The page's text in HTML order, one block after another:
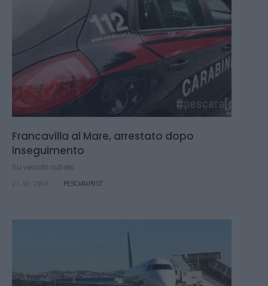
Francavilla al Mare, arrestato dopo
inseguimento
Su veicolo rubato
21.03.2019 PESCARAPOST